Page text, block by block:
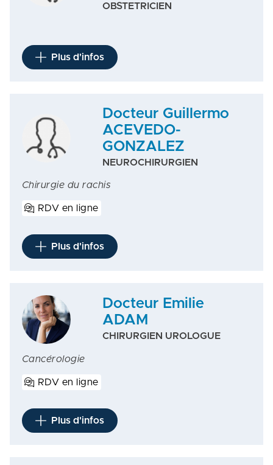
OBSTETRICIEN
Plus d'infos
Docteur Guillermo
ACEVEDO-
GONZALEZ
NEUROCHIRURGIEN
Chirurgie du rachis
RDV en ligne
Plus d'infos
Docteur Emilie
ADAM
CHIRURGIEN UROLOGUE
Cancérologie
RDV en ligne
Plus d'infos